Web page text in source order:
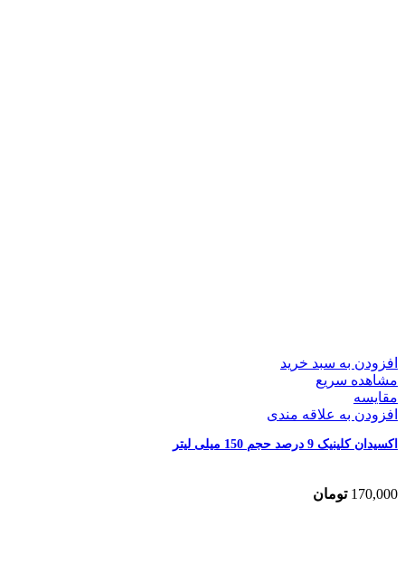
افزودن به سبد خرید
مشاهده سریع
مقایسه
افزودن به علاقه مندی
اکسیدان کلینیک 9 درصد حجم 150 میلی لیتر
170,000 تومان